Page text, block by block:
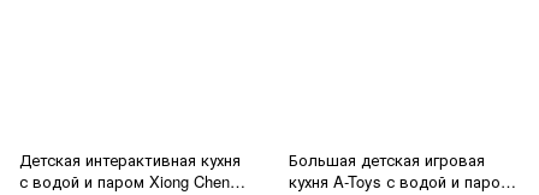
Детская интерактивная кухня
с водой и паром Xiong Cheng
Большая детская игровая
кухня A-Toys с водой и паром